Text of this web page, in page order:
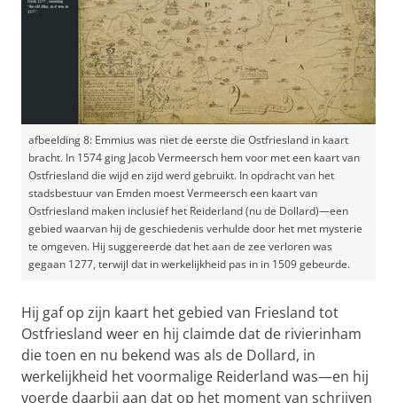
afbeelding 8: Emmius was niet de eerste die Ostfriesland in kaart
bracht. In 1574 ging Jacob Vermeersch hem voor met een kaart van
Ostfriesland die wijd en zijd werd gebruikt. In opdracht van het
stadsbestuur van Emden moest Vermeersch een kaart van
Ostfriesland maken inclusief het Reiderland (nu de Dollard)—een
gebied waarvan hij de geschiedenis verhulde door het met mysterie
te omgeven. Hij suggereerde dat het aan de zee verloren was
gegaan 1277, terwijl dat in werkelijkheid pas in in 1509 gebeurde.
Hij gaf op zijn kaart het gebied van Friesland tot
Ostfriesland weer en hij claimde dat de rivierinham
die toen en nu bekend was als de Dollard, in
werkelijkheid het voormalige Reiderland was—en hij
voerde daarbij aan dat op het moment van schrijven